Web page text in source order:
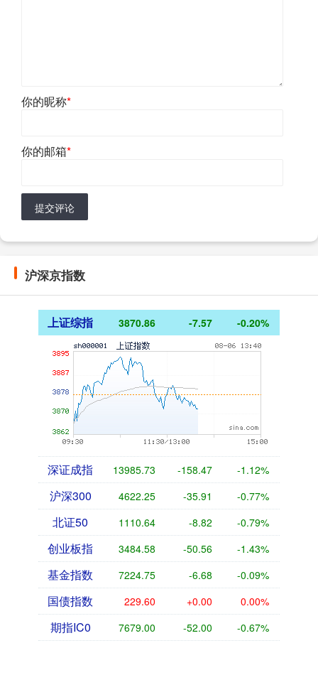
你的昵称*
你的邮箱*
提交评论
沪深京指数
上证综指 3870.86 -7.57 -0.20%
深证成指 13985.73 -158.47 -1.12%
沪深300 4622.25 -35.91 -0.77%
北证50 1110.64 -8.82 -0.79%
创业板指 3484.58 -50.56 -1.43%
基金指数 7224.75 -6.68 -0.09%
国债指数 229.60 +0.00 0.00%
期指IC0 7679.00 -52.00 -0.67%